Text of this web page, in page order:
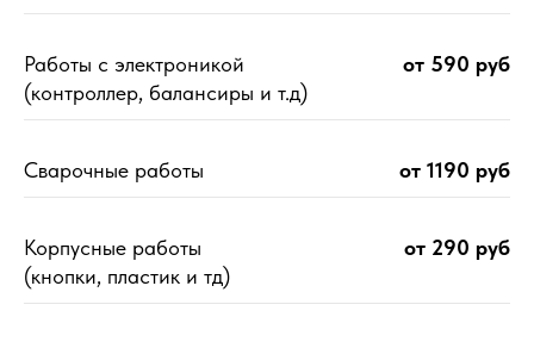
Работы с электроникой
(контроллер, балансиры и т.д)
от 590 руб
Сварочные работы от 1190 руб
Корпусные работы
(кнопки, пластик и тд)
от 290 руб